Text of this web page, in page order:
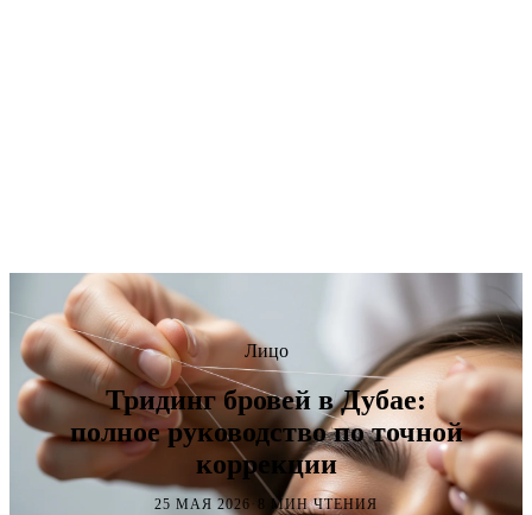
Лицо
Тридинг бровей в Дубае:
полное руководство по точной
коррекции
25 МАЯ 2026 · 8 МИН ЧТЕНИЯ